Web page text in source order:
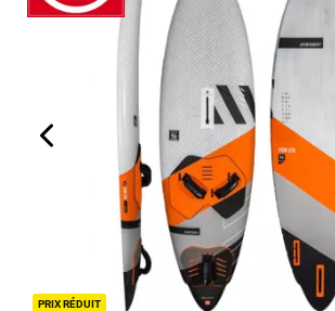
PRIX RÉDUIT